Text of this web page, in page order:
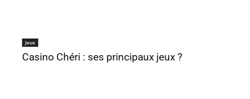
Jeux
Casino Chéri : ses principaux jeux ?